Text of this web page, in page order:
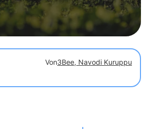
Von3Bee, Navodi Kuruppu